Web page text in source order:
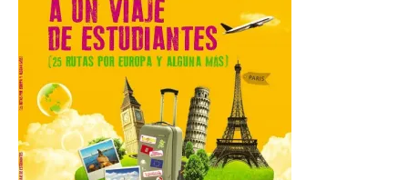
Grupo Iberia incrementa a
tres los vuelos diarios a
Menorca para la próxima
temporada de invierno
9 Ago 2026